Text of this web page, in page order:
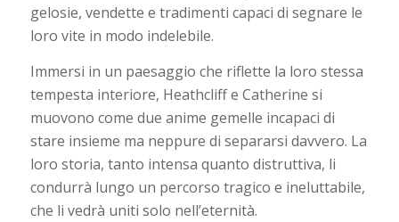
gelosie, vendette e tradimenti capaci di segnare le
loro vite in modo indelebile.
Immersi in un paesaggio che riflette la loro stessa
tempesta interiore, Heathcliff e Catherine si
muovono come due anime gemelle incapaci di
stare insieme ma neppure di separarsi davvero. La
loro storia, tanto intensa quanto distruttiva, li
condurrà lungo un percorso tragico e ineluttabile,
che li vedrà uniti solo nell’eternità.